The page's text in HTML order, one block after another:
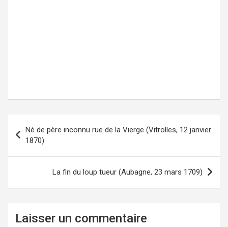
Navigation
l’article
Né de père inconnu rue de la Vierge (Vitrolles, 12 janvier
1870)
La fin du loup tueur (Aubagne, 23 mars 1709)
Laisser un commentaire